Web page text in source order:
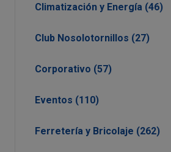
Climatización y Energía (46)
Club Nosolotornillos (27)
Corporativo (57)
Eventos (110)
Ferretería y Bricolaje (262)